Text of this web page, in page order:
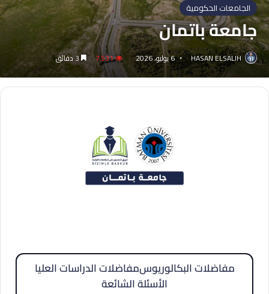
الجامعات الحكومية
جامعة باتمان
HASAN ELSALIH 6 يوليو، 2026 7٬531 3 دقائق
مفاضلات البكالوريوسمفاضلات الدراسات العليا
الأسئلة الشائعة